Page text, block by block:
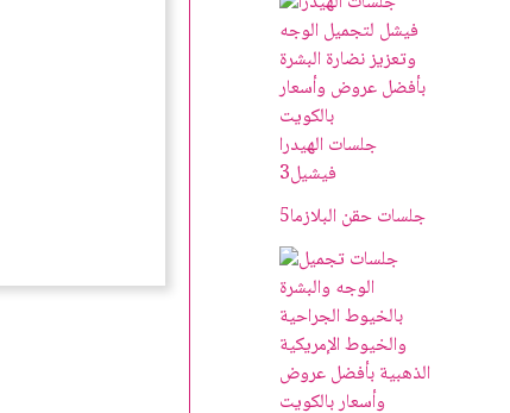
جلسات الهيدرا
فيشيل3
جلسات حقن البلازما5